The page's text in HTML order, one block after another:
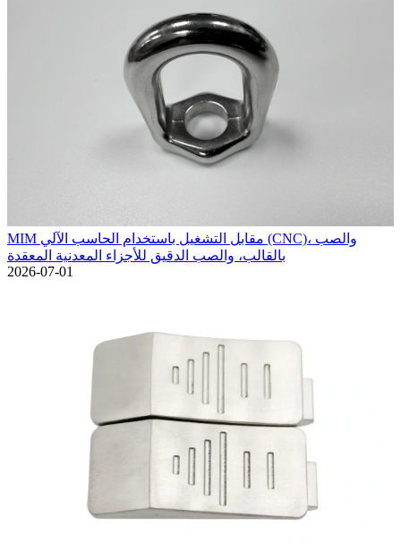
MIM مقابل التشغيل باستخدام الحاسب الآلي (CNC)، والصب
بالقالب، والصب الدقيق للأجزاء المعدنية المعقدة
2026-07-01